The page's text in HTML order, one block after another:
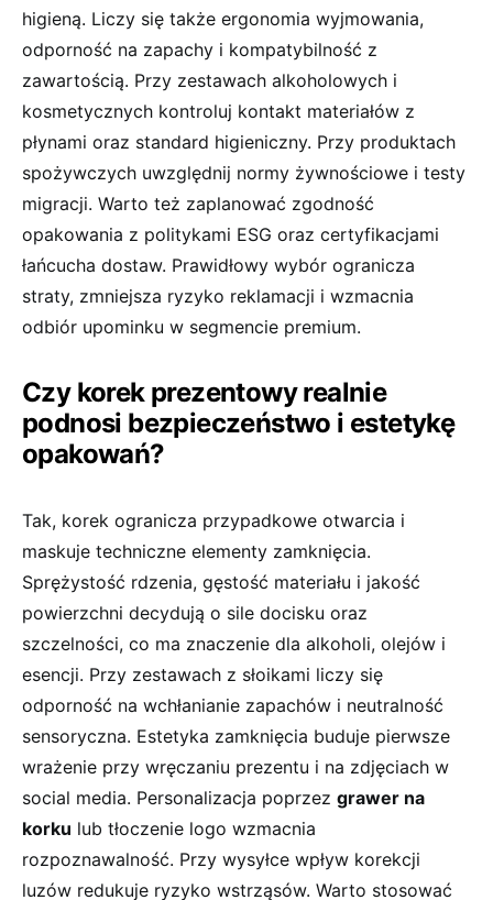
higieną. Liczy się także ergonomia wyjmowania,
odporność na zapachy i kompatybilność z
zawartością. Przy zestawach alkoholowych i
kosmetycznych kontroluj kontakt materiałów z
płynami oraz standard higieniczny. Przy produktach
spożywczych uwzględnij normy żywnościowe i testy
migracji. Warto też zaplanować zgodność
opakowania z politykami ESG oraz certyfikacjami
łańcucha dostaw. Prawidłowy wybór ogranicza
straty, zmniejsza ryzyko reklamacji i wzmacnia
odbiór upominku w segmencie premium.
Czy korek prezentowy realnie
podnosi bezpieczeństwo i estetykę
opakowań?
Tak, korek ogranicza przypadkowe otwarcia i
maskuje techniczne elementy zamknięcia.
Sprężystość rdzenia, gęstość materiału i jakość
powierzchni decydują o sile docisku oraz
szczelności, co ma znaczenie dla alkoholi, olejów i
esencji. Przy zestawach z słoikami liczy się
odporność na wchłanianie zapachów i neutralność
sensoryczna. Estetyka zamknięcia buduje pierwsze
wrażenie przy wręczaniu prezentu i na zdjęciach w
social media. Personalizacja poprzez grawer na
korku lub tłoczenie logo wzmacnia
rozpoznawalność. Przy wysyłce wpływ korekcji
luzów redukuje ryzyko wstrząsów. Warto stosować